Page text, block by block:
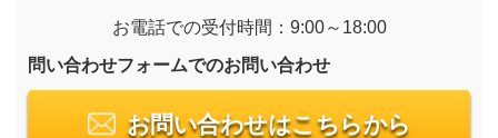
お電話での受付時間：9:00～18:00
問い合わせフォームでのお問い合わせ
お問い合わせはこちらから